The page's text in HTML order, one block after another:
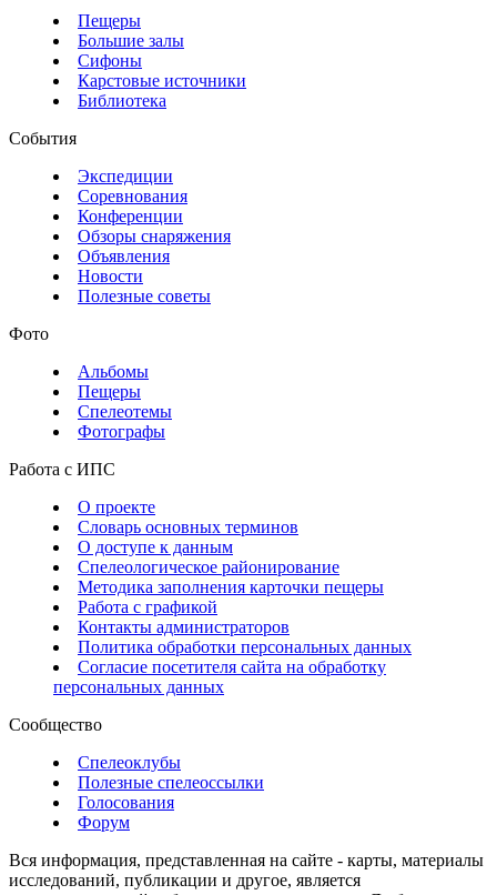
Пещеры
Большие залы
Сифоны
Карстовые источники
Библиотека
События
Экспедиции
Соревнования
Конференции
Обзоры снаряжения
Объявления
Новости
Полезные советы
Фото
Альбомы
Пещеры
Спелеотемы
Фотографы
Работа с ИПС
О проекте
Словарь основных терминов
О доступе к данным
Спелеологическое районирование
Методика заполнения карточки пещеры
Работа с графикой
Контакты администраторов
Политика обработки персональных данных
Согласие посетителя сайта на обработку
персональных данных
Сообщество
Спелеоклубы
Полезные спелеоссылки
Голосования
Форум
Вся информация, представленная на сайте - карты, материалы
исследований, публикации и другое, является